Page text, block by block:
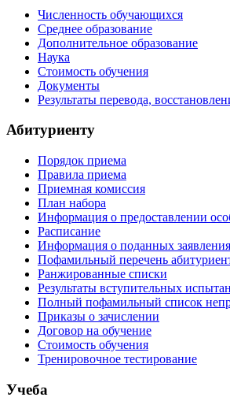
Численность обучающихся
Среднее образование
Дополнительное образование
Наука
Стоимость обучения
Документы
Результаты перевода,
Абитуриенту
Порядок приема
Правила приема
Приемная комиссия
План набора
Информация о предоставлении
Расписание
Информация о поданных
Пофамильный перечень
Ранжированные списки
Результаты вступительных
Полный пофамильный список
Приказы о зачислении
Договор на обучение
Стоимость обучения
Тренировочное тестирование
Учеба